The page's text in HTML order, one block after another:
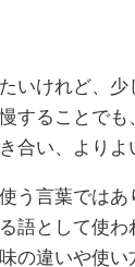
いけれど、
することで
合い、より
う言葉では
語として使
の違いや使い